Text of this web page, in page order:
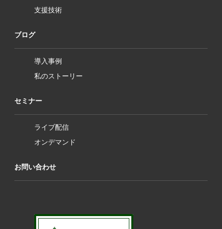
支援技術
ブログ
導入事例
私のストーリー
セミナー
ライブ配信
オンデマンド
お問い合わせ